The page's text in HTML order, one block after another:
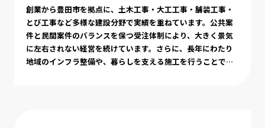
創業から豊田市を拠点に、土木工事・大工工事・舗装工事・
とび工事など多様な建設分野で実績を重ねています。公共案
件と民間案件のバランスを保つ受注体制により、大きく景気
に左右されない経営を続けています。さらに、長年にわたり
地域のインフラ整備や、暮らしを支える施工を行うことで信